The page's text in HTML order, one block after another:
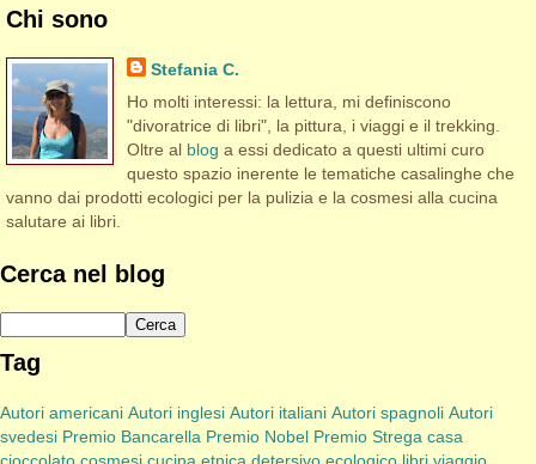
Chi sono
Stefania C.
Ho molti interessi: la lettura, mi definiscono
"divoratrice di libri", la pittura, i viaggi e il trekking.
Oltre al blog a essi dedicato a questi ultimi curo
questo spazio inerente le tematiche casalinghe che
vanno dai prodotti ecologici per la pulizia e la cosmesi alla cucina
salutare ai libri.
Cerca nel blog
Tag
Autori americani Autori inglesi Autori italiani Autori spagnoli Autori
svedesi Premio Bancarella Premio Nobel Premio Strega casa
cioccolato cosmesi cucina etnica detersivo ecologico libri viaggio